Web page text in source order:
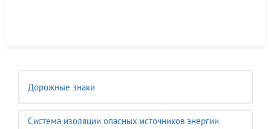
Дорожные знаки
Система изоляции опасных источников энергии